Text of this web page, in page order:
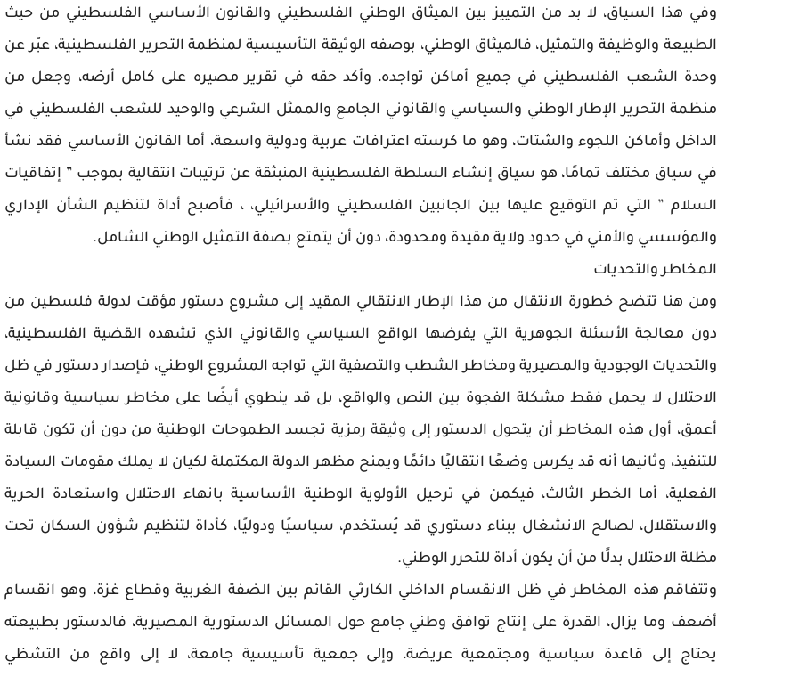
وفي هذا السياق، لا بد من التمييز بين الميثاق الوطني الفلسطيني والقانون الأساسي الفلسطيني من حيث
الطبيعة والوظيفة والتمثيل، فالميثاق الوطني، بوصفه الوثيقة التأسيسية لمنظمة التحرير الفلسطينية، عبّر عن
وحدة الشعب الفلسطيني في جميع أماكن تواجده، وأكد حقه في تقرير مصيره على كامل أرضه، وجعل من
منظمة التحرير الإطار الوطني والسياسي والقانوني الجامع والممثل الشرعي والوحيد للشعب الفلسطيني في
الداخل وأماكن اللجوء والشتات، وهو ما كرسته اعترافات عربية ودولية واسعة، أما القانون الأساسي فقد نشأ
في سياق مختلف تمامًا، هو سياق إنشاء السلطة الفلسطينية المنبثقة عن ترتيبات انتقالية بموجب ” إتفاقيات
السلام ” التي تم التوقيع عليها بين الجانبين الفلسطيني والأسرائيلي، ، فأصبح أداة لتنظيم الشأن الإداري
والمؤسسي والأمني في حدود ولاية مقيدة ومحدودة، دون أن يتمتع بصفة التمثيل الوطني الشامل.
المخاطر والتحديات
ومن هنا تتضح خطورة الانتقال من هذا الإطار الانتقالي المقيد إلى مشروع دستور مؤقت لدولة فلسطين من
دون معالجة الأسئلة الجوهرية التي يفرضها الواقع السياسي والقانوني الذي تشهده القضية الفلسطينية،
والتحديات الوجودية والمصيرية ومخاطر الشطب والتصفية التي تواجه المشروع الوطني، فإصدار دستور في ظل
الاحتلال لا يحمل فقط مشكلة الفجوة بين النص والواقع، بل قد ينطوي أيضًا على مخاطر سياسية وقانونية
أعمق، أول هذه المخاطر أن يتحول الدستور إلى وثيقة رمزية تجسد الطموحات الوطنية من دون أن تكون قابلة
للتنفيذ، وثانيها أنه قد يكرس وضعًا انتقاليًا دائمًا ويمنح مظهر الدولة المكتملة لكيان لا يملك مقومات السيادة
الفعلية، أما الخطر الثالث، فيكمن في ترحيل الأولوية الوطنية الأساسية بانهاء الاحتلال واستعادة الحرية
والاستقلال، لصالح الانشغال ببناء دستوري قد يُستخدم، سياسيًا ودوليًا، كأداة لتنظيم شؤون السكان تحت
مظلة الاحتلال بدلًا من أن يكون أداة للتحرر الوطني.
وتتفاقم هذه المخاطر في ظل الانقسام الداخلي الكارثي القائم بين الضفة الغربية وقطاع غزة، وهو انقسام
أضعف وما يزال، القدرة على إنتاج توافق وطني جامع حول المسائل الدستورية المصيرية، فالدستور بطبيعته
يحتاج إلى قاعدة سياسية ومجتمعية عريضة، وإلى جمعية تأسيسية جامعة، لا إلى واقع من التشظي